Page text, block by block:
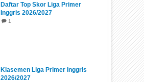
Daftar Top Skor Liga Primer
Inggris 2026/2027
1
Klasemen Liga Primer Inggris
2026/2027